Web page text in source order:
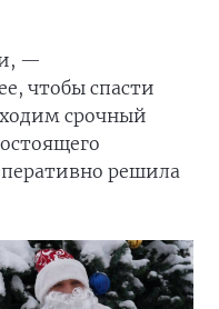
—
чтобы спасти
срочный
решила